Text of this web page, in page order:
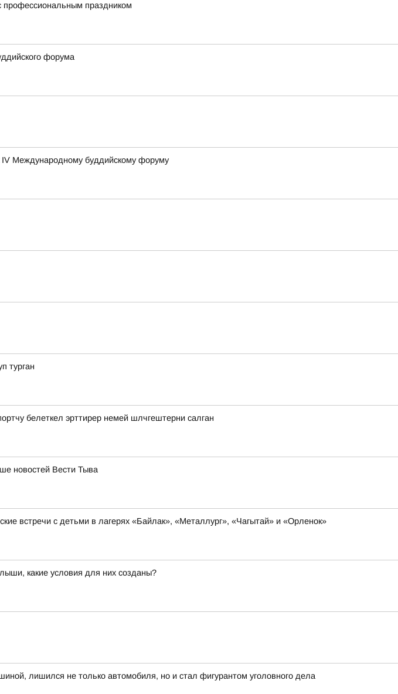
профессиональным праздником
форума
IV Международному буддийскому форуму
турган
белеткел эрттирер немей шлчгештерни салган
новостей Вести Тыва
встречи с детьми в лагерях «Байлак», «Металлург», «Чагытай» и «Орленок»
какие условия для них созданы?
лишился не только автомобиля, но и стал фигурантом уголовного дела